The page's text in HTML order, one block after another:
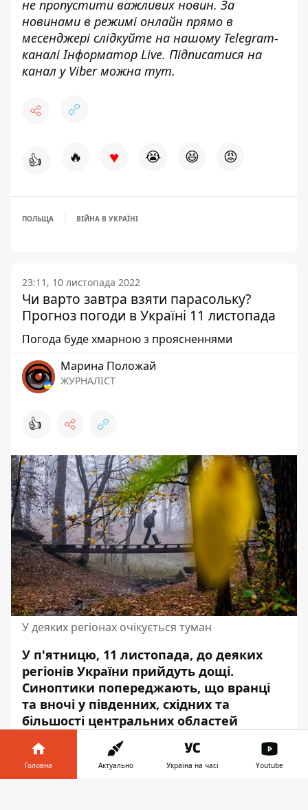
не пропустити важливих новин. За
новинами в режимі онлайн прямо в
месенджері слідкуйте на нашому Telegram-
каналіІнформатор Live. Підписатися на
канал у Viber можна тут.
👍 🔥 ♥ 😭 😆 😡
ПОЛЬЩА ВІЙНА В УКРАЇНІ
23:11, 10 листопада 2022
Чи варто завтра взяти парасольку?
Прогноз погоди в Україні 11 листопада
Погода буде хмарною з проясненнями
Марина Положай
ЖУРНАЛІСТ
👍
У деяких регіонах очікується туман
У п'ятницю, 11 листопада, до деяких
регіонів України прийдуть дощі.
Синоптики попереджають, що вранці
та вночі у південних, східних та
більшості центральних областей
очікується туман.
Про це
повідомляє
Український
гідрометеорологічний центр, - передає
Головна Актуально Україна на часі Youtube